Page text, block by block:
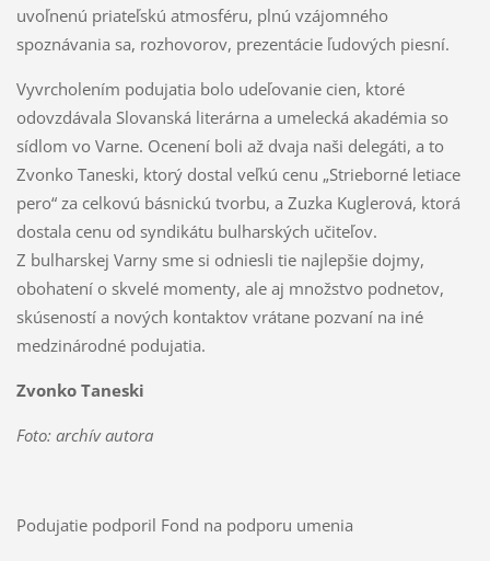
uvoľnenú priateľskú atmosféru, plnú vzájomného
spoznávania sa, rozhovorov, prezentácie ľudových piesní.
Vyvrcholením podujatia bolo udeľovanie cien, ktoré
odovzdávala Slovanská literárna a umelecká akadémia so
sídlom vo Varne. Ocenení boli až dvaja naši delegáti, a to
Zvonko Taneski, ktorý dostal veľkú cenu „Strieborné letiace
pero“ za celkovú básnickú tvorbu, a Zuzka Kuglerová, ktorá
dostala cenu od syndikátu bulharských učiteľov.
Z bulharskej Varny sme si odniesli tie najlepšie dojmy,
obohatení o skvelé momenty, ale aj množstvo podnetov,
skúseností a nových kontaktov vrátane pozvaní na iné
medzinárodné podujatia.
Zvonko Taneski
Foto: archív autora
Podujatie podporil Fond na podporu umenia